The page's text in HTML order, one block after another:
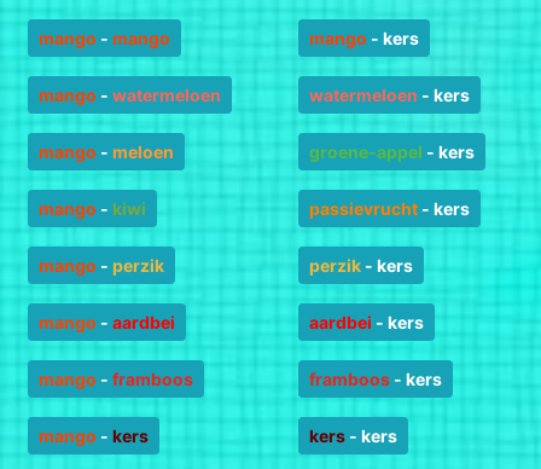
mango - mango
mango - watermeloen
mango - meloen
mango - kiwi
mango - perzik
mango - aardbei
mango - framboos
mango - kers
mango - kers
watermeloen - kers
groene-appel - kers
passievrucht - kers
perzik - kers
aardbei - kers
framboos - kers
kers - kers